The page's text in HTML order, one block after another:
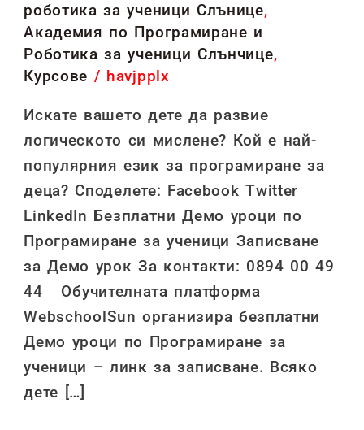
роботика за ученици Слънице,
Академия по Програмиране и
Роботика за ученици Слънчице,
Курсове / havjpplx
Искате вашето дете да развие
логическото си мислене? Кой е най-
популярния език за програмиране за
деца? Споделете: Facebook Twitter
LinkedIn Безплатни Демо уроци по
Програмиране за ученици Записване
за Демо урок За контакти: 0894 00 49
44 Обучителната платформа
WebschoolSun организира безплатни
Демо уроци по Програмиране за
ученици – линк за записване. Всяко
дете […]
за
програмиране
за
деца?